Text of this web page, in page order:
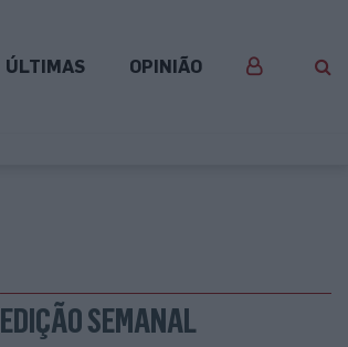
ÚLTIMAS OPINIÃO
EDIÇÃO SEMANAL